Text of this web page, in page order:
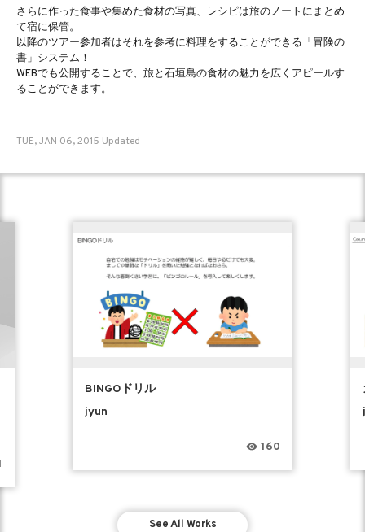
さらに作った食事や集めた食材の写真、レシピは旅のノートにまとめ
て宿に保管。
以降のツアー参加者はそれを参考に料理をすることができる「冒険の
書」システム！
WEBでも公開することで、旅と石垣島の食材の魅力を広くアピールす
ることができます。
TUE, JAN 06, 2015 Updated
BINGOドリル
jyun
160
See All Works